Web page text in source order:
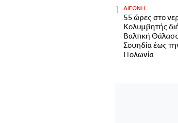
ΔΙΕΘΝΗ
55 ώρες στο
Κολυμβητής
Βαλτική
Σουηδία έως
Πολωνία